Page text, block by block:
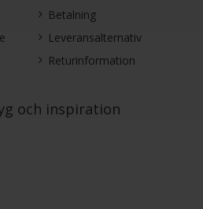
Betalning
Leveransalternativ
Returinformation
och inspiration